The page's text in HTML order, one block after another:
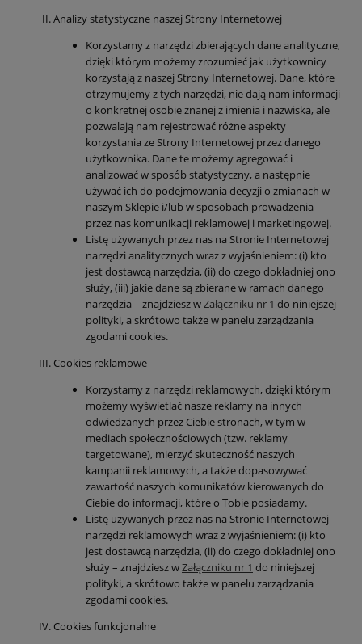
Analizy statystyczne naszej Strony Internetowej
Korzystamy z narzędzi zbierających dane analityczne,
dzięki którym możemy zrozumieć jak użytkownicy
korzystają z naszej Strony Internetowej. Dane, które
otrzymujemy z tych narzędzi, nie dają nam informacji
o konkretnej osobie znanej z imienia i nazwiska, ale
pozwalają nam rejestrować różne aspekty
korzystania ze Strony Internetowej przez danego
użytkownika. Dane te możemy agregować i
analizować w sposób statystyczny, a następnie
używać ich do podejmowania decyzji o zmianach w
naszym Sklepie i/lub w sposobach prowadzenia
przez nas komunikacji reklamowej i marketingowej.
Listę używanych przez nas na Stronie Internetowej
narzędzi analitycznych wraz z wyjaśnieniem: (i) kto
jest dostawcą narzędzia, (ii) do czego dokładniej ono
służy, (iii) jakie dane są zbierane w ramach danego
narzędzia – znajdziesz wZałączniku nr 1 do niniejszej
polityki, a skrótowo także w panelu zarządzania
zgodami cookies.
Cookies reklamowe
Korzystamy z narzędzi reklamowych, dzięki którym
możemy wyświetlać nasze reklamy na innych
odwiedzanych przez Ciebie stronach, w tym w
mediach społecznościowych (tzw. reklamy
targetowane), mierzyć skuteczność naszych
kampanii reklamowych, a także dopasowywać
zawartość naszych komunikatów kierowanych do
Ciebie do informacji, które o Tobie posiadamy.
Listę używanych przez nas na Stronie Internetowej
narzędzi reklamowych wraz z wyjaśnieniem: (i) kto
jest dostawcą narzędzia, (ii) do czego dokładniej ono
służy – znajdziesz wZałączniku nr 1 do niniejszej
polityki, a skrótowo także w panelu zarządzania
zgodami cookies.
Cookies funkcjonalne